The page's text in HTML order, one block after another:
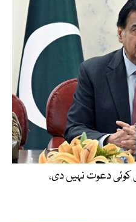
کوئی دعوت نہیں دی،